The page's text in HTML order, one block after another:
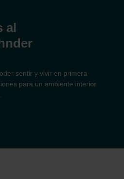
al
sentir y vivir en primera
para un ambiente interior